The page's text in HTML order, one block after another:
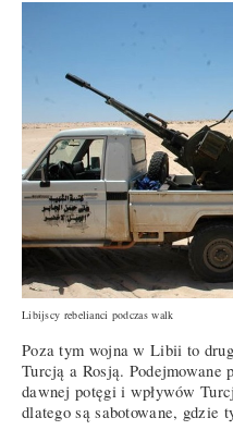
Libijscy rebelianci podczas walk
Poza tym wojna w Libii to
Turcją a Rosją. Podejmowane
dawnej potęgi i wpływów
dlatego są sabotowane, gdzie